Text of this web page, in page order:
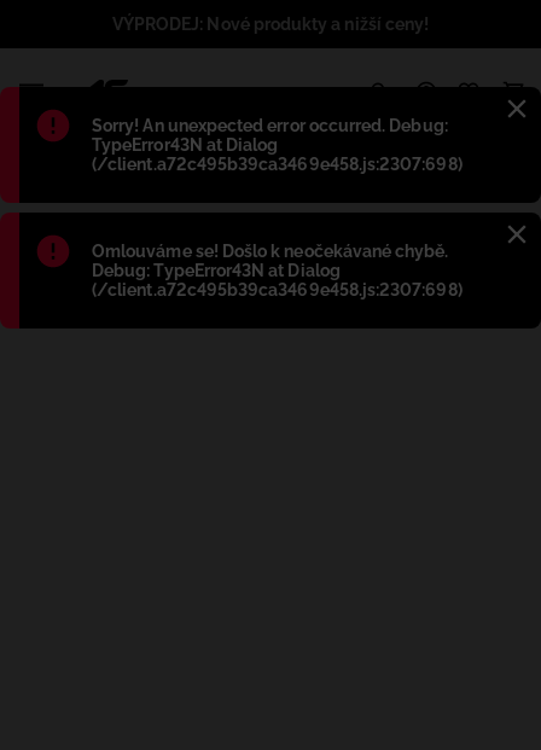
Błąd:
Sorry! An unexpected error occurred. Debug:
TypeError43N at Dialog
(/client.a72c495b39ca3469e458.js:2307:698)
Błąd:
Omlouváme se! Došlo k neočekávané chybě.
Debug: TypeError43N at Dialog
(/client.a72c495b39ca3469e458.js:2307:698)
VÝPRODEJ: Nové produkty a nižší ceny!